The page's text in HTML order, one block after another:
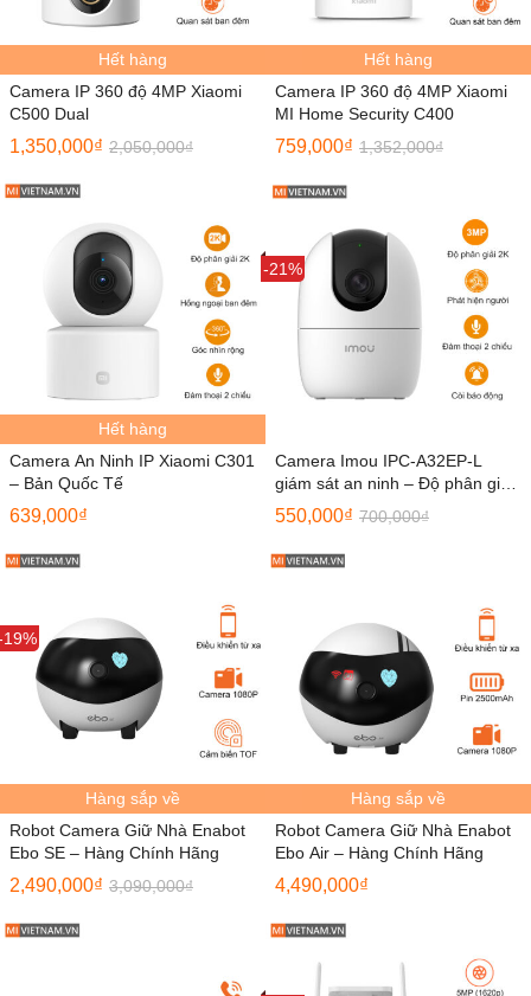
Hết hàng
Camera IP 360 độ 4MP Xiaomi
C500 Dual
1,350,000₫ 2,050,000₫
Hết hàng
Camera IP 360 độ 4MP Xiaomi
MI Home Security C400
759,000₫ 1,352,000₫
Hết hàng
Camera An Ninh IP Xiaomi C301
– Bản Quốc Tế
639,000₫
Sale
-21%
Camera Imou IPC-A32EP-L
giám sát an ninh – Độ phân giải
2K
550,000₫ 700,000₫
19%
Hàng sắp về
Robot Camera Giữ Nhà Enabot
Ebo SE – Hàng Chính Hãng
2,490,000₫ 3,090,000₫
Hàng sắp về
Robot Camera Giữ Nhà Enabot
Ebo Air – Hàng Chính Hãng
4,490,000₫